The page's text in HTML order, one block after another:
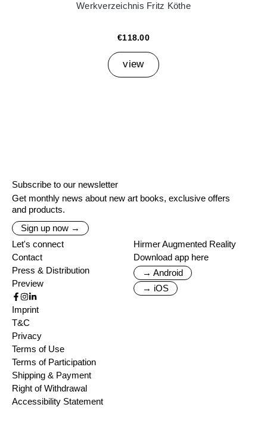
Werkverzeichnis Fritz Köthe
€118.00
view
Subscribe to our newsletter
Get monthly news about new art books, exclusive offers
and products.
Sign up now →
Let's connect
Contact
Press & Distribution
Preview
Hirmer Augmented Reality
Download app here
→ Android
→ iOS
Imprint
T&C
Privacy
Terms of Use
Terms of Participation
Shipping & Payment
Right of Withdrawal
Accessibility Statement